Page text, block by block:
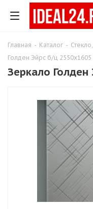
Главная - Каталог -
Голден Эйрс б/ц 2550х1605
Зеркало